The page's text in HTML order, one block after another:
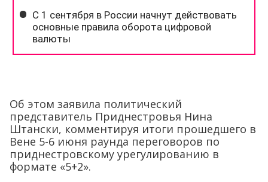
Об этом заявила политический
представитель Приднестровья Нина
Штански, комментируя итоги прошедшего в
Вене 5-6 июня раунда переговоров по
приднестровскому урегулированию в
формате «5+2».